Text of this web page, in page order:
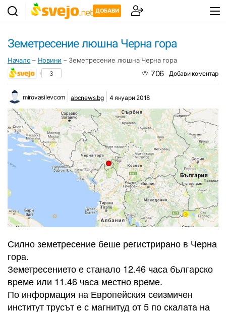
ДОБАВИ
Земетресение люшна Черна гора
Начало – Новини – Земетресение люшна Черна гора
3 706 Добави коментар
mirovasilevcom abcnews.bg 4 януари 2018
Силно земетресение беше регистрирано в Черна
гора.
Земетресението е станало 12.46 часа българско
време или 11.46 часа местно време.
По информация на Европейския сеизмичен
институт трусът е с магнитуд от 5 по скалата на